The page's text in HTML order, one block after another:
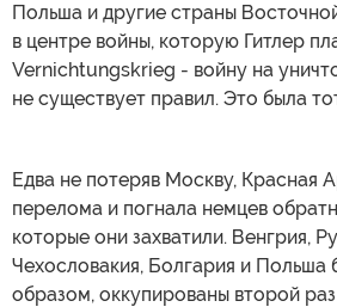
Польша и другие страны
в центре войны, которую Гитлер
Vernichtungskrieg - войну на
не существует правил. Это была
Едва не потеряв Москву, Красная
перелома и погнала немцев
которые они захватили. Венгрия,
Чехословакия, Болгария и Польша
образом, оккупированы второй раз